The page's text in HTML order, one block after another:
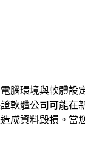
環境與軟體
體公司可能
資料毀損。